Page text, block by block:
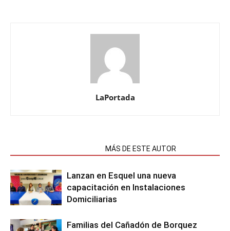
LaPortada
MÁS DE ESTE AUTOR
Lanzan en Esquel una nueva
capacitación en Instalaciones
Domiciliarias
Familias del Cañadón de Borquez